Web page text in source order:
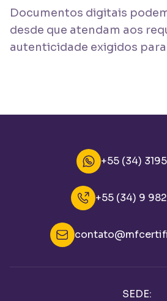
Documentos digitais
desde que atendam aos
autenticidade exigidos
+55 (34)
+55 (34) 9
SEDE: